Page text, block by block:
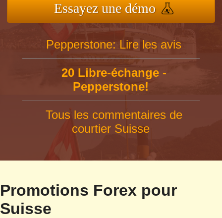
Essayez une démo
Pepperstone: Lire les avis
20 Libre-échange -
Pepperstone!
Tous les commentaires de
courtier Suisse
Promotions Forex pour
Suisse